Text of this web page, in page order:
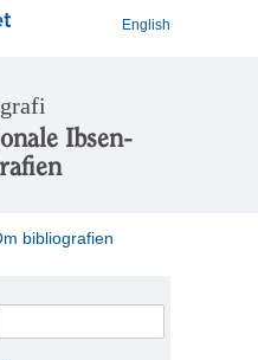
English
Ibsen-
bibliografien